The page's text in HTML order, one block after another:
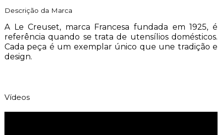
Descrição da Marca
A Le Creuset, marca Francesa fundada em 1925, é
referência quando se trata de utensílios domésticos.
Cada peça é um exemplar único que une tradição e
design.
Vídeos